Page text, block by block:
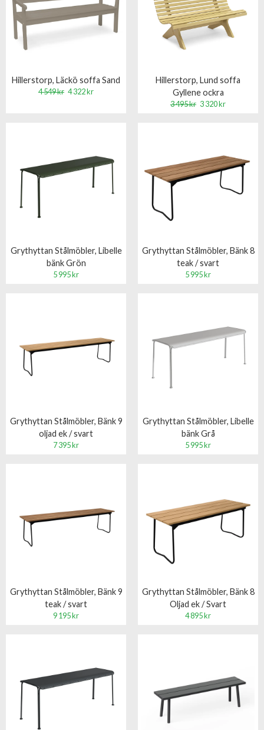
Hillerstorp, Läckö soffa Sand
4 549 kr 4 322 kr
Hillerstorp, Lund soffa
Gyllene ockra
3 495 kr 3 320 kr
Grythyttan Stålmöbler, Libelle
bänk Grön
5 995 kr
Grythyttan Stålmöbler, Bänk 8
teak / svart
5 995 kr
Grythyttan Stålmöbler, Bänk 9
oljad ek / svart
7 395 kr
Grythyttan Stålmöbler, Libelle
bänk Grå
5 995 kr
Grythyttan Stålmöbler, Bänk 9
teak / svart
9 195 kr
Grythyttan Stålmöbler, Bänk 8
Oljad ek / Svart
4 895 kr